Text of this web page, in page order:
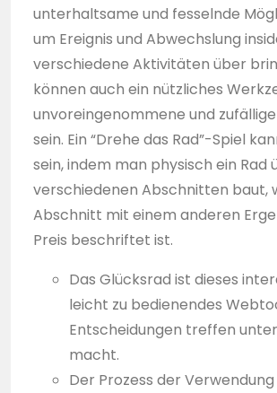
unterhaltsame und fesselnde
um Ereignis und Abwechslung
verschiedene Aktivitäten über
können auch ein nützliches
unvoreingenommene und
sein. Ein “Drehe das Rad”-Spiel
sein, indem man physisch ein Rad
verschiedenen Abschnitten baut,
Abschnitt mit einem anderen
Preis beschriftet ist.
Das Glücksrad ist dieses
leicht zu bedienendes
Entscheidungen treffen
macht.
Der Prozess der Verwendung